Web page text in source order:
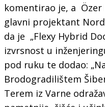
komentirao je, a
glavni projektant
da je „Flexy Hybrid
izvrsnost u
pod ruku te dodao:
Brodogradilištem
Terem iz Varne